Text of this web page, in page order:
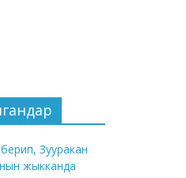
Зууракан
жыкканда